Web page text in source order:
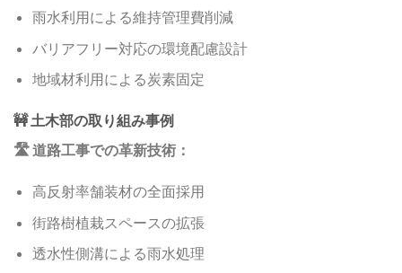
雨水利用による維持管理費削減
バリアフリー対応の環境配慮設計
地域材利用による炭素固定
🚧 土木部の取り組み事例
🛣️ 道路工事での革新技術：
高反射率舗装材の全面採用
街路樹植栽スペースの拡張
透水性側溝による雨水処理